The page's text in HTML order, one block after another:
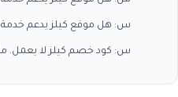
س: هل موقع كيلز يدعم خدمة
س: كود خصم كيلز لا يعمل.